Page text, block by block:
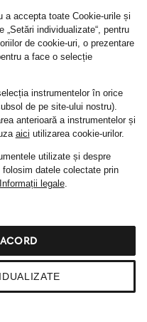
/ 1 l)
199 lei
(6.633,33 lei
pentru femei
pentru
a accepta toate Cookie-urile și
individualizate“, pentru
de cookie-uri, o prezentare
a face o selecție
instrumentelor în orice
de pe site-ului nostru).
anterioară a instrumentelor și
aici utilizarea cookie-urilor.
utilizate și despre
datele colectate prin
Informații legale.